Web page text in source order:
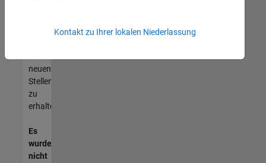
neuen
Stellenangeboten
zu
erhalten.
Es
wurden
nicht
Kontakt zu Ihrer lokalen Niederlassung